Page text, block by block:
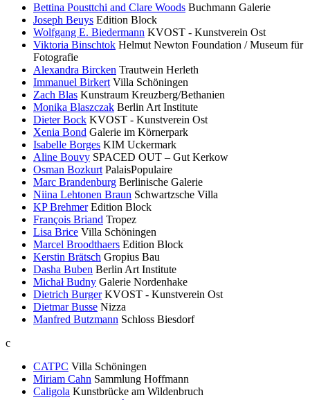
Bettina Pousttchi and Clare Woods Buchmann Galerie
Joseph Beuys Edition Block
Wolfgang E. Biedermann KVOST - Kunstverein Ost
Viktoria Binschtok Helmut Newton Foundation / Museum für
Fotografie
Alexandra Bircken Trautwein Herleth
Immanuel Birkert Villa Schöningen
Zach Blas Kunstraum Kreuzberg/Bethanien
Monika Blaszczak Berlin Art Institute
Dieter Bock KVOST - Kunstverein Ost
Xenia Bond Galerie im Körnerpark
Isabelle Borges KIM Uckermark
Aline Bouvy SPACED OUT – Gut Kerkow
Osman Bozkurt PalaisPopulaire
Marc Brandenburg Berlinische Galerie
Niina Lehtonen Braun Schwartzsche Villa
KP Brehmer Edition Block
François Briand Tropez
Lisa Brice Villa Schöningen
Marcel Broodthaers Edition Block
Kerstin Brätsch Gropius Bau
Dasha Buben Berlin Art Institute
Michał Budny Galerie Nordenhake
Dietrich Burger KVOST - Kunstverein Ost
Dietmar Busse Nizza
Manfred Butzmann Schloss Biesdorf
c
CATPC Villa Schöningen
Miriam Cahn Sammlung Hoffmann
Caligola Kunstbrücke am Wildenbruch